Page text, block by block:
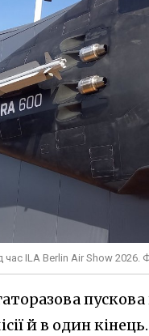
час ILA Berlin Air Show
й в один